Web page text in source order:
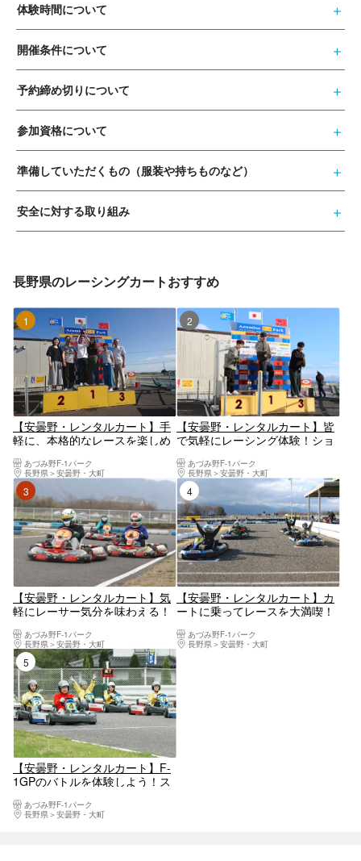
体験時間について
開催条件について
予約締め切りについて
参加資格について
準備していただくもの（服装や持ちものなど）
安全に対する取り組み
長野県のレーシングカートおすすめ
1位
【安曇野・レンタルカート】手
軽に、本格的なレースを楽しめ
あづみ野F-1パーク
長野県
安曇野・大町
2位
【安曇野・レンタルカート】皆
で気軽にレーシング体験！ショ
あづみ野F-1パーク
長野県
安曇野・大町
3位
【安曇野・レンタルカート】気
軽にレーサー気分を味わえる！
あづみ野F-1パーク
長野県
安曇野・大町
【安曇野・レンタルカート】カ
ートに乗ってレースを大満喫！
あづみ野F-1パーク
長野県
安曇野・大町
5位
【安曇野・レンタルカート】F-
1GPのバトルを体験しよう！ス
あづみ野F-1パーク
長野県
安曇野・大町